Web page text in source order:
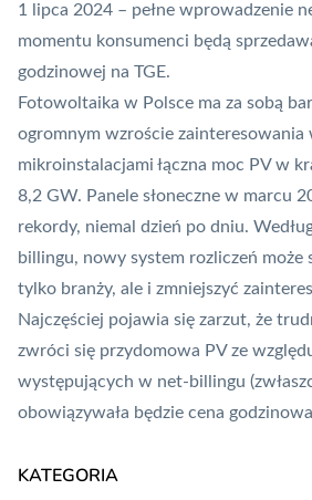
1 lipca 2024 – pełne wprowadzenie
momentu konsumenci będą
godzinowej na TGE.
Fotowoltaika w Polsce ma za sobą
ogromnym wzroście zainteresowania
mikroinstalacjami łączna moc PV w
8,2 GW. Panele słoneczne w marcu
rekordy, niemal dzień po dniu.
billingu, nowy system rozliczeń
tylko branży, ale i zmniejszyć
Najczęściej pojawia się zarzut, że
zwróci się przydomowa PV ze
występujących w net-billingu
obowiązywała będzie cena
KATEGORIA